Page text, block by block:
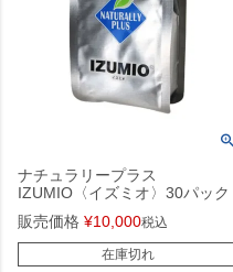
ナチュラリープラス
IZUMIO〈イズミオ〉30パック
販売価格 ¥10,000税込
在庫切れ